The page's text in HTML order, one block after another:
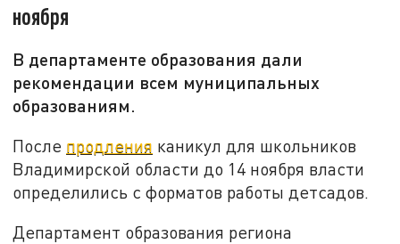
ноября
В департаменте образования дали
рекомендации всем муниципальных
образованиям.
После продления каникул для школьников
Владимирской области до 14 ноября власти
определились с форматов работы детсадов.
Департамент образования региона